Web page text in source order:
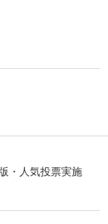
・人気投票実施